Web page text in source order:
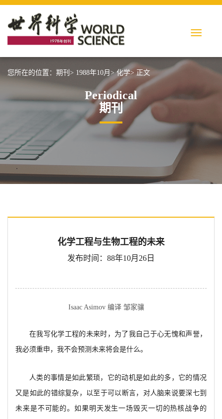
您所在的位置： 期刊> 1988年10月> 化学> 正文
Periodical
期刊
化学工程与生物工程的未来
发布时间：88年10月26日
Isaac Asimov 编译 邹家骧
在我写化学工程的未来时，为了我自己于心无愧和声誉，
我必须重申，我不会预测未来将会是什么。
人类的事情是如此繁琐，它的动机是如此的多，它的情况
又是如此的错综复杂，以至于可以断言，对人脑来说要深七到
未来是不可能的。如果明天发生一场毁灭一切的热核战争的